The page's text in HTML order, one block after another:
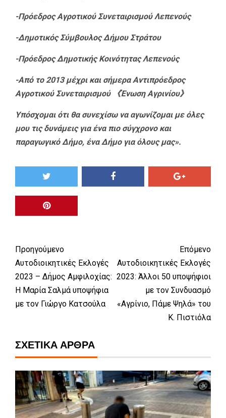
-Πρόεδρος Αγροτικού Συνεταιρισμού Λεπενούς
-Δημοτικός Σύμβουλος Δήμου Στράτου
-Πρόεδρος Δημοτικής Κοινότητας Λεπενούς
-Από το 2013 μέχρι και σήμερα Αντιπρόεδρος
Αγροτικού Συνεταιρισμού 《Ένωση Αγρινίου》
Υπόσχομαι ότι θα συνεχίσω να αγωνίζομαι με όλες
μου τις δυνάμεις για ένα πιο σύγχρονο και
παραγωγικό Δήμο, ένα Δήμο για όλους μας».
Προηγούμενο
Αυτοδιοικητικές Εκλογές
2023 – Δήμος Αμφιλοχίας:
Η Μαρία Σαλμά υποψήφια
με τον Γιώργο Κατσούλα
Επόμενο
Αυτοδιοικητικές Εκλογές
2023: Άλλοι 50 υποψήφιοι
με τον Συνδυασμό
«Αγρίνιο, Πάμε Ψηλά» του
Κ. Πιστιόλα
ΣΧΕΤΙΚΆ ΆΡΘΡΑ